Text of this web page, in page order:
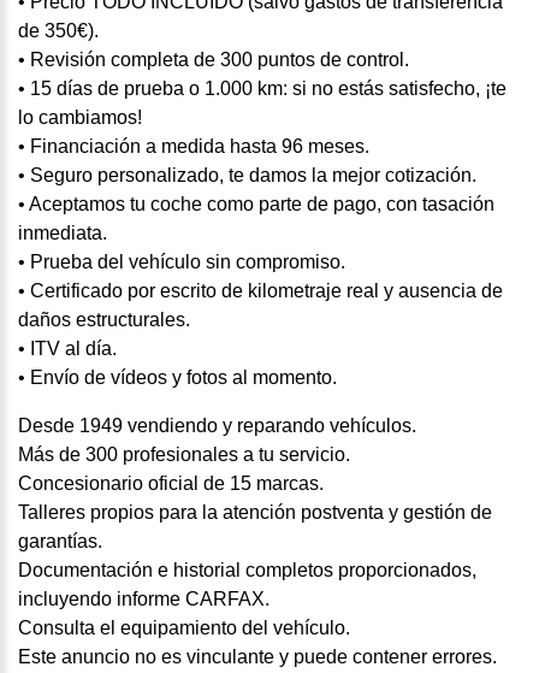
de 350€).
• Revisión completa de 300 puntos de control.
• 15 días de prueba o 1.000 km: si no estás satisfecho, ¡te
lo cambiamos!
• Financiación a medida hasta 96 meses.
• Seguro personalizado, te damos la mejor cotización.
• Aceptamos tu coche como parte de pago, con tasación
inmediata.
• Prueba del vehículo sin compromiso.
• Certificado por escrito de kilometraje real y ausencia de
daños estructurales.
• ITV al día.
• Envío de vídeos y fotos al momento.
Desde 1949 vendiendo y reparando vehículos.
Más de 300 profesionales a tu servicio.
Concesionario oficial de 15 marcas.
Talleres propios para la atención postventa y gestión de
garantías.
Documentación e historial completos proporcionados,
incluyendo informe CARFAX.
Consulta el equipamiento del vehículo.
Este anuncio no es vinculante y puede contener errores.